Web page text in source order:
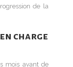
de la
charge
mois avant de